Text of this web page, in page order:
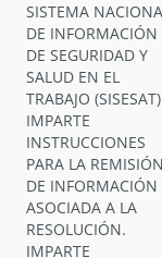
SISTEMA
DE INFORMACIÓN
DE SEGURIDAD Y
SALUD EN EL
TRABAJO
IMPARTE
INSTRUCCIONES
PARA LA
DE INFORMACIÓN
ASOCIADA A LA
RESOLUCIÓN.
IMPARTE